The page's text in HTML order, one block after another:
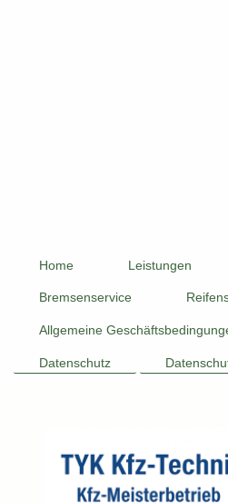
Home Leistungen
Bremsenservice
Allgemeine
Datenschutz